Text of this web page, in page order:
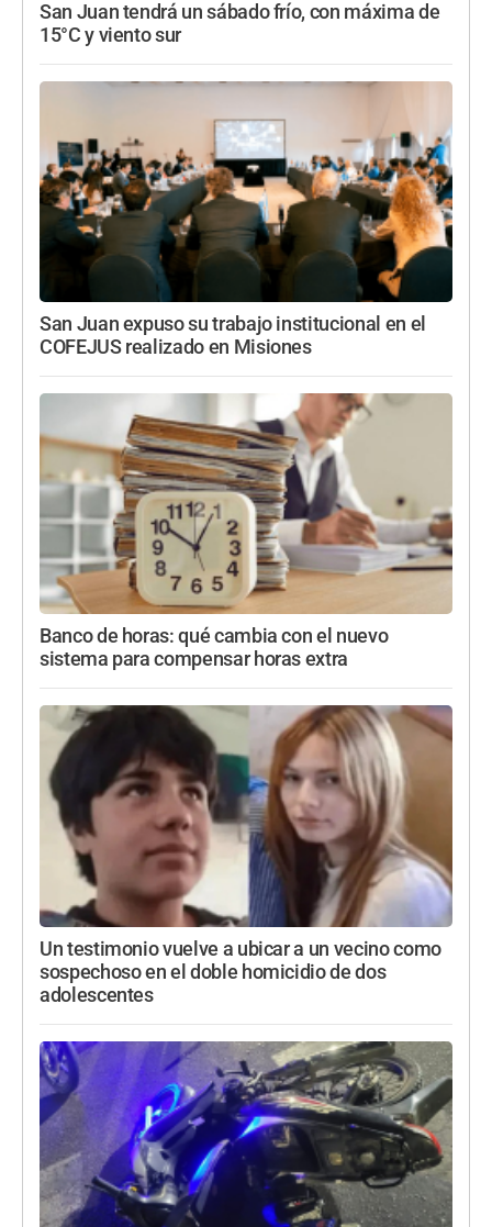
San Juan tendrá un sábado frío, con máxima de
15°C y viento sur
San Juan expuso su trabajo institucional en el
COFEJUS realizado en Misiones
Banco de horas: qué cambia con el nuevo
sistema para compensar horas extra
Un testimonio vuelve a ubicar a un vecino como
sospechoso en el doble homicidio de dos
adolescentes